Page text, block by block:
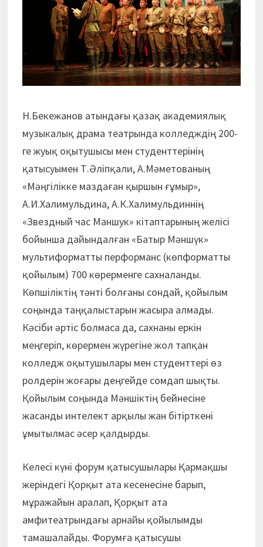
Н.Бекежанов атындағы қазақ академиялық
музыкалық драма театрында колледждің 200-
ге жуық оқытушысы мен студенттерінің
қатысуымен Т.Әліпқали, А.Мәметованың
«Мәңгілікке маздаған қыршын ғұмыр»,
А.И.Халимульдина, А.К.Халимульдиннің
«Звездный час Маншук» кітаптарының желісі
бойынша дайындалған «Батыр Мәншүк»
мультиформатты перформанс (көпформатты
қойылым) 700 көрерменге сахналанды.
Көпшіліктің тәнті болғаны сондай, қойылым
соңында таңқалыстарын жасыра алмады.
Кәсіби әртіс болмаса да, сахнаны еркін
меңгеріп, көрермен жүрегіне жол тапқан
колледж оқытушылары мен студенттері өз
ролдерін жоғары деңгейде сомдап шықты.
Қойылым соңында Мәншіктің бейнесіне
жасанды интелект арқылы жан бітірткені
ұмытылмас әсер қалдырды.
Келесі күні форум қатысушылары Қармақшы
жеріндегі Қорқыт ата кесенесіне барып,
мұражайын аралап, Қорқыт ата
амфитеатрындағы арнайы қойылымды
тамашалайды. Форумға қатысушы